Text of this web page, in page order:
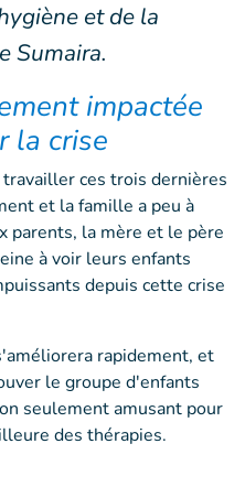
et de la
Sumaira.
impactée
la crise
travailler ces trois dernières
et la famille a peu à
parents, la mère et le père
à voir leurs enfants
depuis cette crise
rapidement, et
le groupe d'enfants
seulement amusant pour
des thérapies.